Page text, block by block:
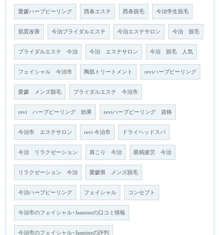
愛媛ハーブピーリング 西条エステ 西条脱毛 今治学生脱毛
肌質改善 今治ブライダルエステ 今治エステサロン 今治 脱毛
ブライダルエステ 今治 今治 エステサロン 今治 脱毛 人気
フェイシャル 今治市 陶肌トリートメント reviハーブピーリング
愛媛 メンズ脱毛 ブライダルエステ 今治市
revi ハーブピーリング 効果 reviハーブピーリング 資格
今治市 エステサロン revi 今治市 ドライヘッドスパ
今治 リラクゼーション 肩こり 今治 眼精疲労 今治
リラクゼーション 今治 愛媛県 メンズ脱毛
今治ハーブピーリング フェイシャル コンセプト
今治市のフェイシャル･Jasmineの口コミ情報
今治市のフェイシャル･Jasmineの評判